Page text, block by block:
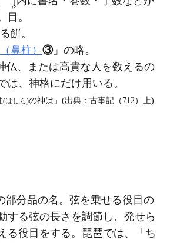
目。
餠。
鼻柱） ③」の略。
仏、または高貴な人を数えるの
は、神格にだけ用いる。
(はしら)の神は」(出典：古事記（712）上)
部分品の名。弦を乗せる役目の
する弦の長さを調節し、発せら
る役目をする。琵琶では、「ち